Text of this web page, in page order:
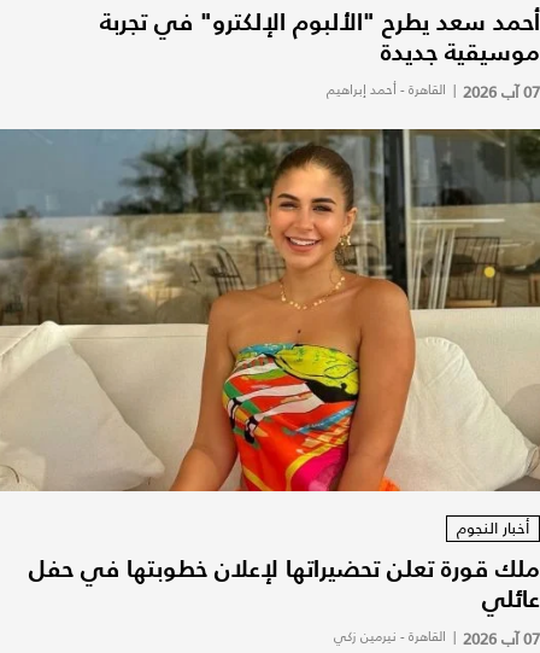
أحمد سعد يطرح "الألبوم الإلكترو" في تجربة
موسيقية جديدة
07 آب 2026 | القاهرة - أحمد إبراهيم
أخبار النجوم
ملك قورة تعلن تحضيراتها لإعلان خطوبتها في حفل
عائلي
07 آب 2026 | القاهرة - نيرمين زكي